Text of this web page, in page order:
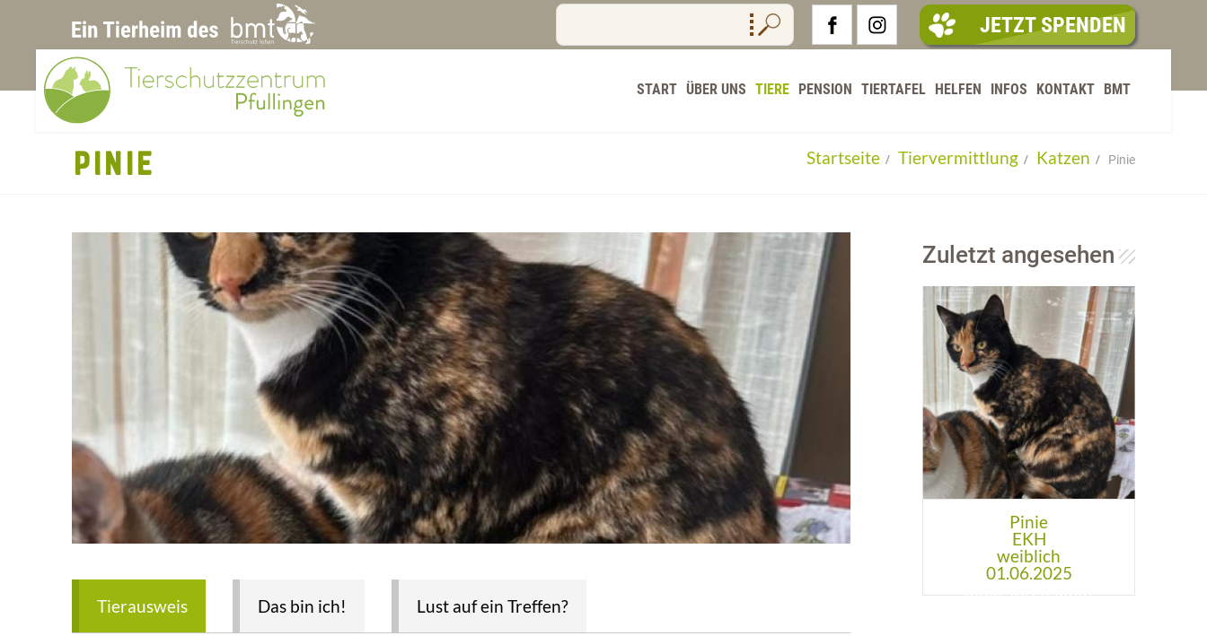
JETZT SPENDEN
START ÜBER UNS TIERE PENSION TIERTAFEL HELFEN INFOS KONTAKT BMT
PINIE Startseite Tiervermittlung Katzen Pinie
Tierausweis Das bin ich! Lust auf ein Treffen?
Zuletzt angesehen
Pinie
EKH
weiblich
01.06.2025